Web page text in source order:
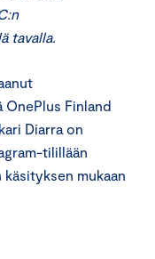
tavalla.
Finland
Diarra on
tilillään
mukaan